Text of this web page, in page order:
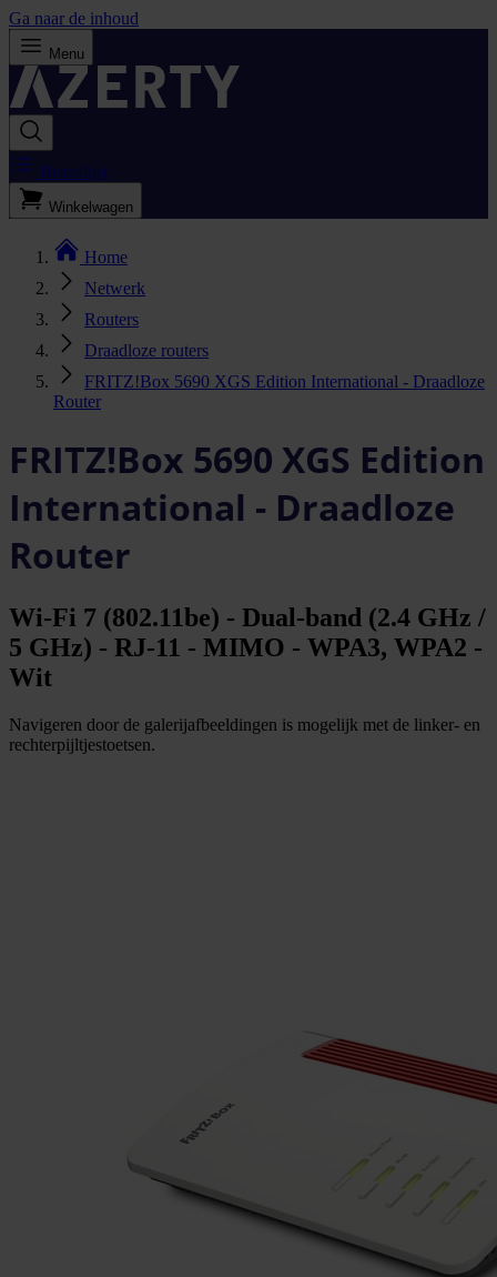
Ga naar de inhoud
Menu
Bestellijst
Winkelwagen
Home
Netwerk
Routers
Draadloze routers
FRITZ!Box 5690 XGS Edition International - Draadloze
Router
FRITZ!Box 5690 XGS Edition
International - Draadloze
Router
Wi-Fi 7 (802.11be) - Dual-band (2.4 GHz /
5 GHz) - RJ-11 - MIMO - WPA3, WPA2 -
Wit
Navigeren door de galerijafbeeldingen is mogelijk met de linker- en
rechterpijltjestoetsen.